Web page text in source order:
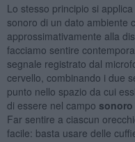
Lo stesso principio si
sonoro di un dato ambiente
approssimativamente alla
facciamo sentire
segnale registrato dal
cervello, combinando i due
punto nello spazio da cui
di essere nel campo sonoro
Far sentire a ciascun
facile: basta usare delle